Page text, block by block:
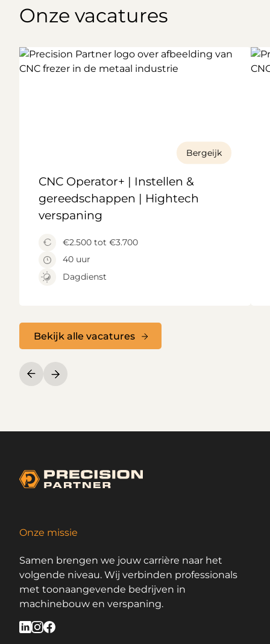
Onze vacatures
CNC Operator+ | Instellen &
gereedschappen | Hightech
verspaning
Bergeijk
€2.500 tot €3.700
40 uur
Dagdienst
Bekijk alle vacatures
Onze missie
Samen brengen we jouw carrière naar het
volgende niveau. Wij verbinden professionals
met toonaangevende bedrijven in
machinebouw en verspaning.